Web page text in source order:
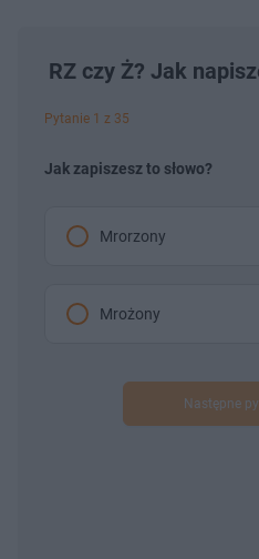
RZ czy Ż? Jak
Pytanie 1 z 35
Jak zapiszesz to słowo?
Mrorzony
Mrożony
Następne